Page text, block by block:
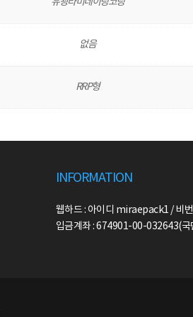
없음
RRP형
INFORMATION
웹하드 : 아이디 miraepack1 / 비
입금계좌 : 674901-00-032643(국